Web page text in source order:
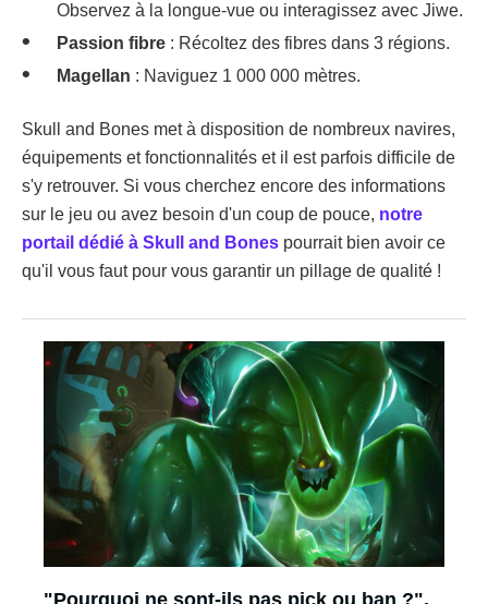
Observez à la longue-vue ou interagissez avec Jiwe.
Passion fibre : Récoltez des fibres dans 3 régions.
Magellan : Naviguez 1 000 000 mètres.
Skull and Bones met à disposition de nombreux navires,
équipements et fonctionnalités et il est parfois difficile de
s'y retrouver. Si vous cherchez encore des informations
sur le jeu ou avez besoin d'un coup de pouce, notre
portail dédié à Skull and Bones pourrait bien avoir ce
qu'il vous faut pour vous garantir un pillage de qualité !